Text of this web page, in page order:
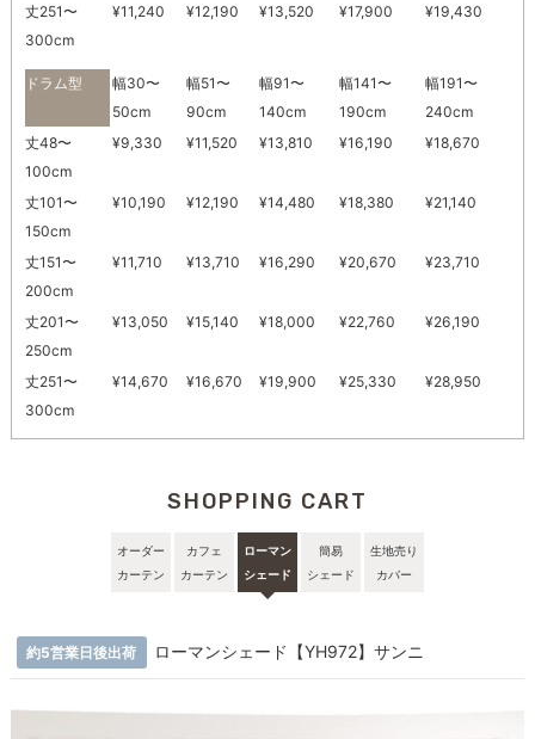
丈251〜
300cm
¥11,240 ¥12,190 ¥13,520 ¥17,900 ¥19,430
ドラム型
幅30〜
50cm
幅51〜
90cm
幅91〜
140cm
幅141〜
190cm
幅191〜
240cm
丈48〜
100cm
¥9,330 ¥11,520 ¥13,810 ¥16,190 ¥18,670
丈101〜
150cm
¥10,190 ¥12,190 ¥14,480 ¥18,380 ¥21,140
丈151〜
200cm
¥11,710 ¥13,710 ¥16,290 ¥20,670 ¥23,710
丈201〜
250cm
¥13,050 ¥15,140 ¥18,000 ¥22,760 ¥26,190
丈251〜
300cm
¥14,670 ¥16,670 ¥19,900 ¥25,330 ¥28,950
SHOPPING CART
オーダー
カーテン
カフェ
カーテン
ローマン
シェード
簡易
シェード
生地売り
カバー
約5営業日後出荷 ローマンシェード【YH972】サンニ